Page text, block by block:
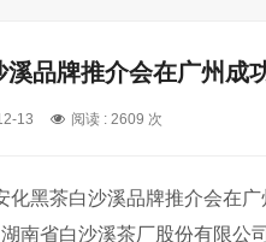
品牌推介会在广州成
13 阅读 : 2609 次
黑茶白沙溪品牌推介会在
南省白沙溪茶厂股份有限公